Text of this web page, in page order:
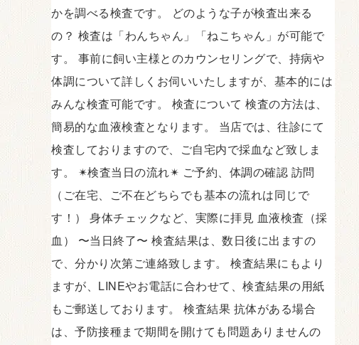
かを調べる検査です。 どのような子が検査出来る
の？ 検査は「わんちゃん」「ねこちゃん」が可能で
す。 事前に飼い主様とのカウンセリングで、持病や
体調について詳しくお伺いいたしますが、基本的には
みんな検査可能です。 検査について 検査の方法は、
簡易的な血液検査となります。 当店では、往診にて
検査しておりますので、ご自宅内で採血など致しま
す。 ✴︎検査当日の流れ✴︎ ご予約、体調の確認 訪問
（ご在宅、ご不在どちらでも基本の流れは同じで
す！） 身体チェックなど、実際に拝見 血液検査（採
血） 〜当日終了〜 検査結果は、数日後に出ますの
で、分かり次第ご連絡致します。 検査結果にもより
ますが、LINEやお電話に合わせて、検査結果の用紙
もご郵送しております。 検査結果 抗体がある場合
は、予防接種まで期間を開けても問題ありませんの